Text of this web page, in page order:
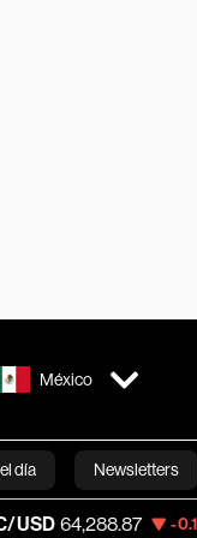
México
día Newsletters
-0.16%